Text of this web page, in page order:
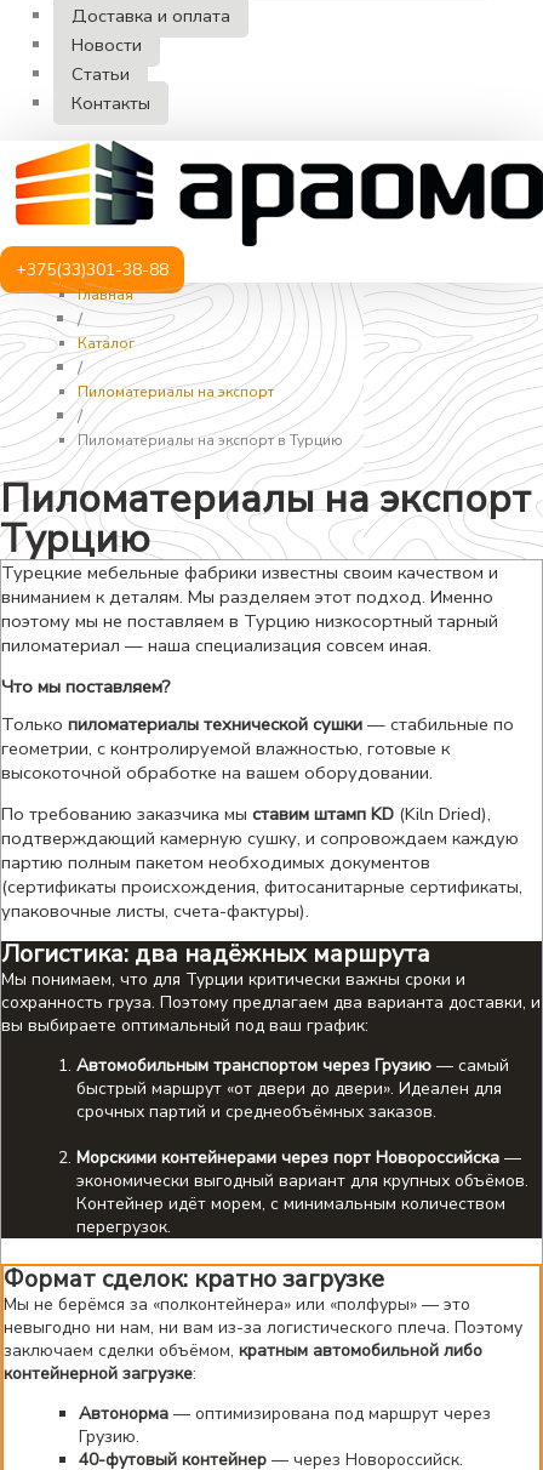
Доставка и оплата
Новости
Статьи
Контакты
+375(33)301-38-88
Главная
/
Каталог
/
Пиломатериалы на экспорт
/
Пиломатериалы на экспорт в Турцию
Пиломатериалы на экспорт
Турцию
Турецкие мебельные фабрики известны своим качеством и
вниманием к деталям. Мы разделяем этот подход. Именно
поэтому мы не поставляем в Турцию низкосортный тарный
пиломатериал — наша специализация совсем иная.
Что мы поставляем?
Только пиломатериалы технической сушки — стабильные по
геометрии, с контролируемой влажностью, готовые к
высокоточной обработке на вашем оборудовании.
По требованию заказчика мы ставим штамп KD (Kiln Dried),
подтверждающий камерную сушку, и сопровождаем каждую
партию полным пакетом необходимых документов
(сертификаты происхождения, фитосанитарные сертификаты,
упаковочные листы, счета-фактуры).
Логистика: два надёжных маршрута
Мы понимаем, что для Турции критически важны сроки и
сохранность груза. Поэтому предлагаем два варианта доставки, и
вы выбираете оптимальный под ваш график:
Автомобильным транспортом через Грузию — самый
быстрый маршрут «от двери до двери». Идеален для
срочных партий и среднеобъёмных заказов.
Морскими контейнерами через порт Новороссийска —
экономически выгодный вариант для крупных объёмов.
Контейнер идёт морем, с минимальным количеством
перегрузок.
Формат сделок: кратно загрузке
Мы не берёмся за «полконтейнера» или «полфуры» — это
невыгодно ни нам, ни вам из-за логистического плеча. Поэтому
заключаем сделки объёмом, кратным автомобильной либо
контейнерной загрузке:
Автонорма — оптимизирована под маршрут через
Грузию.
40-футовый контейнер — через Новороссийск.